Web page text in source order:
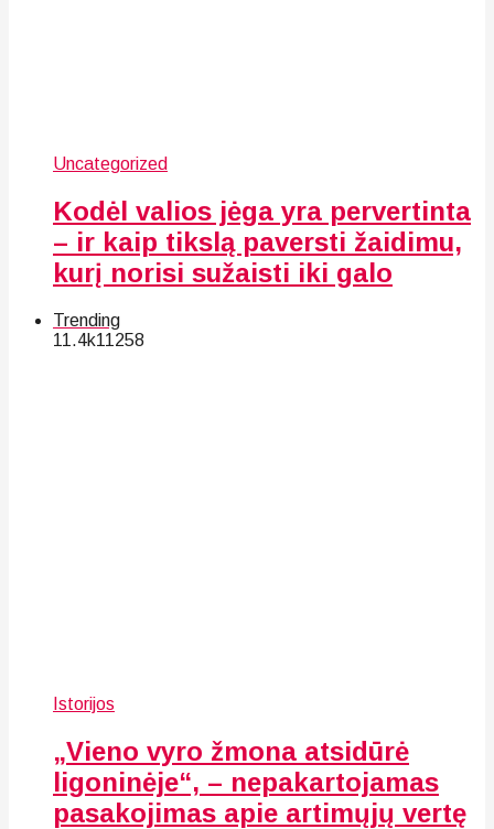
Uncategorized
Kodėl valios jėga yra pervertinta
– ir kaip tikslą paversti žaidimu,
kurį norisi sužaisti iki galo
Trending
11.4k11258
Istorijos
„Vieno vyro žmona atsidūrė
ligoninėje“, – nepakartojamas
pasakojimas apie artimųjų vertę